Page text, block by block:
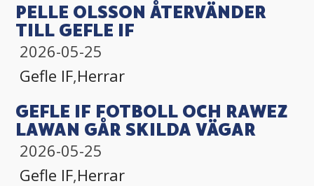
PELLE OLSSON ÅTERVÄNDER
TILL GEFLE IF
2026-05-25
Gefle IF,Herrar
GEFLE IF FOTBOLL OCH RAWEZ
LAWAN GÅR SKILDA VÄGAR
2026-05-25
Gefle IF,Herrar